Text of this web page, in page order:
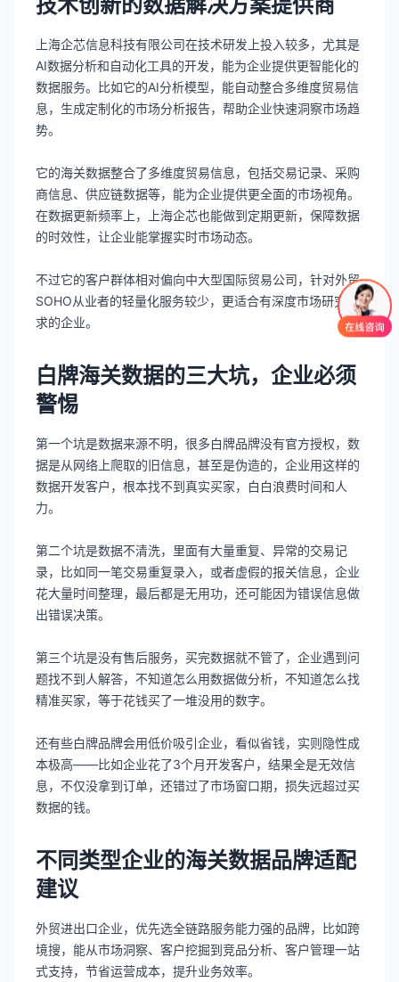
上海企芯信息科技有限公司在技术研发上投入较多，尤其是
AI数据分析和自动化工具的开发，能为企业提供更智能化的
数据服务。比如它的AI分析模型，能自动整合多维度贸易信
息，生成定制化的市场分析报告，帮助企业快速洞察市场趋
势。
它的海关数据整合了多维度贸易信息，包括交易记录、采购
商信息、供应链数据等，能为企业提供更全面的市场视角。
在数据更新频率上，上海企芯也能做到定期更新，保障数据
的时效性，让企业能掌握实时市场动态。
不过它的客户群体相对偏向中大型国际贸易公司，针对外贸
SOHO从业者的轻量化服务较少，更适合有深度市场研究需
求的企业。
白牌海关数据的三大坑，企业必须
警惕
第一个坑是数据来源不明，很多白牌品牌没有官方授权，数
据是从网络上爬取的旧信息，甚至是伪造的，企业用这样的
数据开发客户，根本找不到真实买家，白白浪费时间和人
力。
第二个坑是数据不清洗，里面有大量重复、异常的交易记
录，比如同一笔交易重复录入，或者虚假的报关信息，企业
花大量时间整理，最后都是无用功，还可能因为错误信息做
出错误决策。
第三个坑是没有售后服务，买完数据就不管了，企业遇到问
题找不到人解答，不知道怎么用数据做分析，不知道怎么找
精准买家，等于花钱买了一堆没用的数字。
还有些白牌品牌会用低价吸引企业，看似省钱，实则隐性成
本极高——比如企业花了3个月开发客户，结果全是无效信
息，不仅没拿到订单，还错过了市场窗口期，损失远超过买
数据的钱。
不同类型企业的海关数据品牌适配
建议
外贸进出口企业，优先选全链路服务能力强的品牌，比如跨
境搜，能从市场洞察、客户挖掘到竞品分析、客户管理一站
式支持，节省运营成本，提升业务效率。